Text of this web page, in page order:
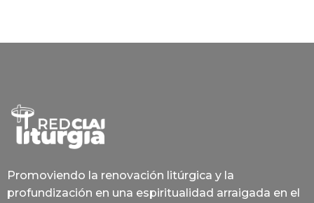
Promoviendo la renovación litúrgica y la
profundización en una espiritualidad arraigada en el